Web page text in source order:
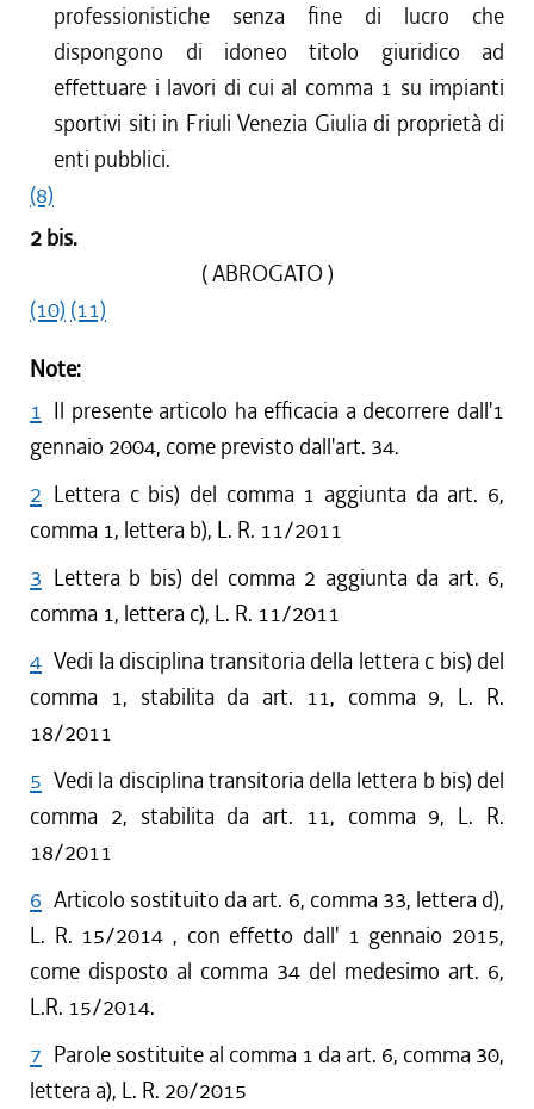
professionistiche senza fine di lucro che
dispongono di idoneo titolo giuridico ad
effettuare i lavori di cui al comma 1 su impianti
sportivi siti in Friuli Venezia Giulia di proprietà di
enti pubblici.
(8)
2 bis.
( ABROGATO )
(10) (11)
Note:
1 Il presente articolo ha efficacia a decorrere dall'1
gennaio 2004, come previsto dall'art. 34.
2 Lettera c bis) del comma 1 aggiunta da art. 6,
comma 1, lettera b), L. R. 11/2011
3 Lettera b bis) del comma 2 aggiunta da art. 6,
comma 1, lettera c), L. R. 11/2011
4 Vedi la disciplina transitoria della lettera c bis) del
comma 1, stabilita da art. 11, comma 9, L. R.
18/2011
5 Vedi la disciplina transitoria della lettera b bis) del
comma 2, stabilita da art. 11, comma 9, L. R.
18/2011
6 Articolo sostituito da art. 6, comma 33, lettera d),
L. R. 15/2014 , con effetto dall' 1 gennaio 2015,
come disposto al comma 34 del medesimo art. 6,
L.R. 15/2014.
7 Parole sostituite al comma 1 da art. 6, comma 30,
lettera a), L. R. 20/2015